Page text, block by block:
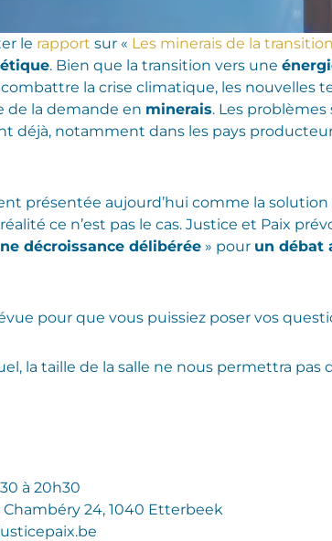
le rapport sur « Les minerais de la
. Bien que la transition vers une
la crise climatique, les nouvelles
de la demande en minerais. Les
déjà, notamment dans les pays
présentée aujourd’hui comme la
ce n’est pas le cas. Justice et Paix
décroissance délibérée » pour un débat
pour que vous puissiez poser vos
la taille de la salle ne nous permettra pas
à 20h30
24, 1040 Etterbeek